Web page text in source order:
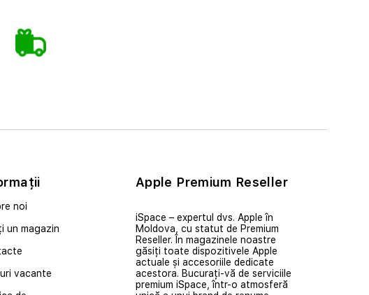
noi
un magazin
vacante
Apple Premium Reseller
iSpace – expertul dvs. Apple în
Moldova, cu statut de Premium
Reseller. În magazinele noastre
găsiți toate dispozitivele Apple
actuale și accesoriile dedicate
acestora. Bucurați-vă de serviciile
premium iSpace, într-o atmosferă